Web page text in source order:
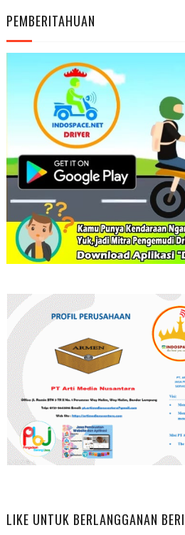
PEMBERITAHUAN
LIKE UNTUK BERLANGGANAN